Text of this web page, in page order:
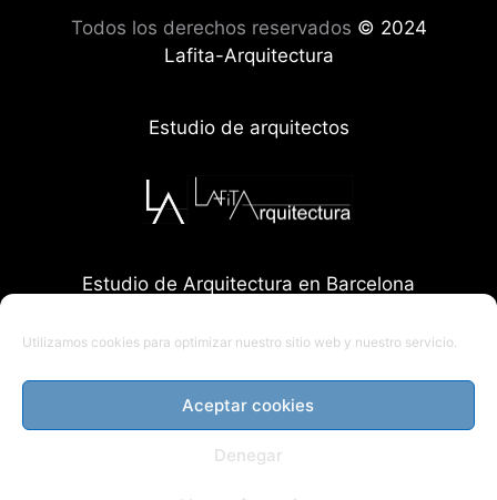
Utilizamos cookies para optimizar nuestro sitio web y nuestro servicio.
Aceptar cookies
Denegar
Todos los derechos reservados © 2024
Lafita-Arquitectura
Estudio de arquitectos
Estudio de Arquitectura en Barcelona